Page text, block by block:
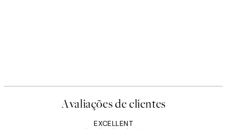
Avaliações de clientes
EXCELLENT